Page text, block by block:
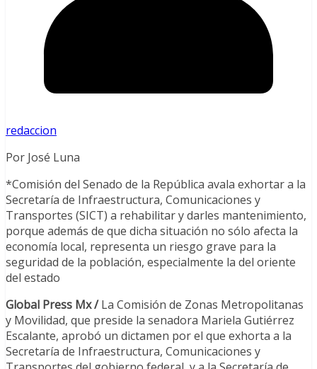
redaccion
Por José Luna
*Comisión del Senado de la República avala exhortar a la
Secretaría de Infraestructura, Comunicaciones y
Transportes (SICT) a rehabilitar y darles mantenimiento,
porque además de que dicha situación no sólo afecta la
economía local, representa un riesgo grave para la
seguridad de la población, especialmente la del oriente
del estado
Global Press Mx /La Comisión de Zonas Metropolitanas
y Movilidad, que preside la senadora Mariela Gutiérrez
Escalante, aprobó un dictamen por el que exhorta a la
Secretaría de Infraestructura, Comunicaciones y